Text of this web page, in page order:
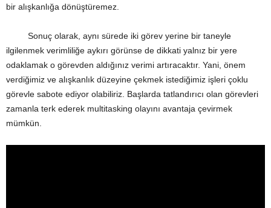
bir alışkanlığa dönüştüremez.
Sonuç olarak, aynı sürede iki görev yerine bir taneyle
ilgilenmek verimliliğe aykırı görünse de dikkati yalnız bir yere
odaklamak o görevden aldığınız verimi artıracaktır. Yani, önem
verdiğimiz ve alışkanlık düzeyine çekmek istediğimiz işleri çoklu
görevle sabote ediyor olabiliriz. Başlarda tatlandırıcı olan görevleri
zamanla terk ederek multitasking olayını avantaja çevirmek
mümkün.